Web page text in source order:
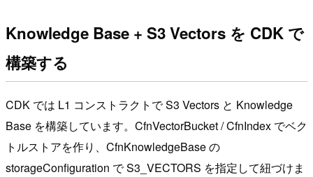
Knowledge Base + S3 Vectors を CDK で
構築する
CDK では L1 コンストラクトで S3 Vectors と Knowledge
Base を構築しています。CfnVectorBucket / CfnIndex でベク
トルストアを作り、CfnKnowledgeBase の
storageConfiguration で S3_VECTORS を指定して紐づけま